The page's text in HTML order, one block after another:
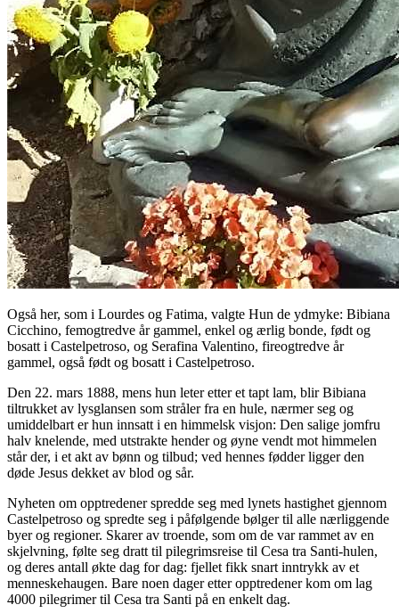
Også her, som i Lourdes og Fatima, valgte Hun de ydmyke: Bibiana
Cicchino, femogtredve år gammel, enkel og ærlig bonde, født og
bosatt i Castelpetroso, og Serafina Valentino, fireogtredve år
gammel, også født og bosatt i Castelpetroso.
Den 22. mars 1888, mens hun leter etter et tapt lam, blir Bibiana
tiltrukket av lysglansen som stråler fra en hule, nærmer seg og
umiddelbart er hun innsatt i en himmelsk visjon: Den salige jomfru
halv knelende, med utstrakte hender og øyne vendt mot himmelen
står der, i et akt av bønn og tilbud; ved hennes fødder ligger den
døde Jesus dekket av blod og sår.
Nyheten om opptredener spredde seg med lynets hastighet gjennom
Castelpetroso og spredte seg i påfølgende bølger til alle nærliggende
byer og regioner. Skarer av troende, som om de var rammet av en
skjelvning, følte seg dratt til pilegrimsreise til Cesa tra Santi-hulen,
og deres antall økte dag for dag: fjellet fikk snart inntrykk av et
menneskehaugen. Bare noen dager etter opptredener kom om lag
4000 pilegrimer til Cesa tra Santi på en enkelt dag.